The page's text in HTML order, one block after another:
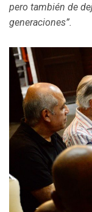
pero también de
generaciones”.